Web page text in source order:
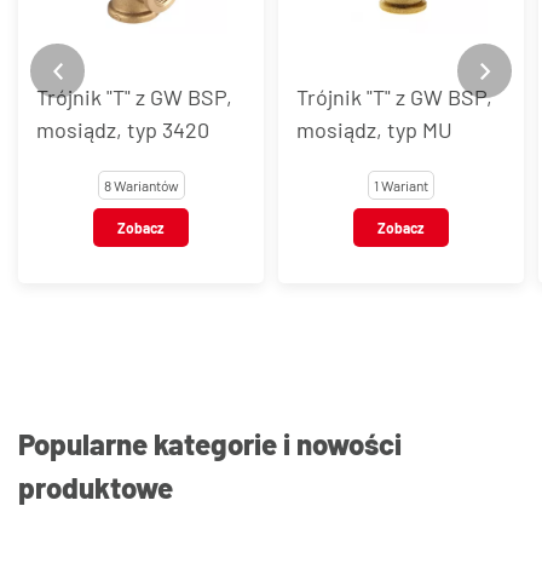
Trójnik "T" z GW BSP,
mosiądz, typ 3420
8 Wariantów
Zobacz
Trójnik "T" z GW BSP,
mosiądz, typ MU
1 Wariant
Zobacz
Popularne kategorie i nowości
produktowe